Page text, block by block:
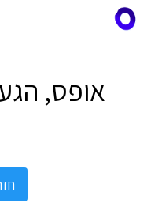
אופס,